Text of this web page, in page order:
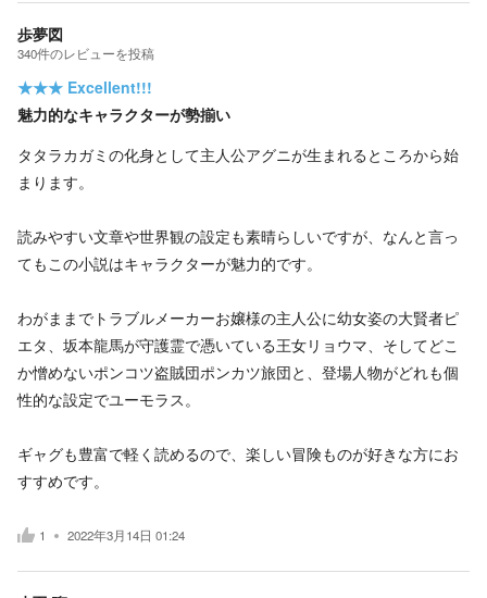
歩夢図
340件のレビューを投稿
★★★ Excellent!!!
魅力的なキャラクターが勢揃い
タタラカガミの化身として主人公アグニが生まれるところから始
まります。
読みやすい文章や世界観の設定も素晴らしいですが、なんと言っ
てもこの小説はキャラクターが魅力的です。
わがままでトラブルメーカーお嬢様の主人公に幼女姿の大賢者ピ
エタ、坂本龍馬が守護霊で憑いている王女リョウマ、そしてどこ
か憎めないポンコツ盗賊団ポンカツ旅団と、登場人物がどれも個
性的な設定でユーモラス。
ギャグも豊富で軽く読めるので、楽しい冒険ものが好きな方にお
すすめです。
1 2022年3月14日 01:24